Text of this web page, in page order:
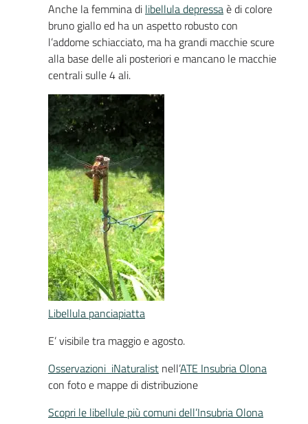
Anche la femmina di libellula depressaè di colore
bruno giallo ed ha un aspetto robusto con
l’addome schiacciato, ma ha grandi macchie scure
alla base delle ali posteriori e mancano le macchie
centrali sulle 4 ali.
Libellula panciapiatta
E’ visibile tra maggio e agosto.
Osservazioni iNaturalist nell’ATE Insubria Olona
con foto e mappe di distribuzione
Scopri le libellule più comuni dell’Insubria Olona